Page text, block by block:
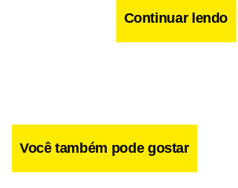
Continuar lendo
Você também pode gostar